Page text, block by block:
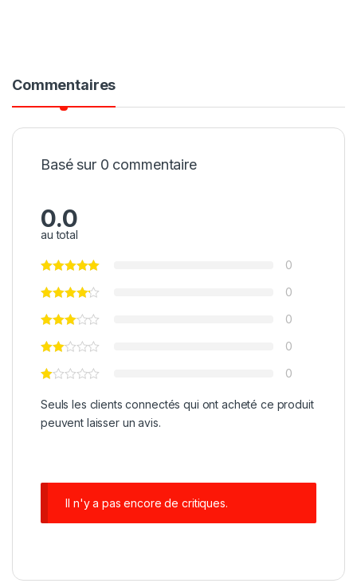
Commentaires
Basé sur 0 commentaire
0.0
au total
0
0
0
0
0
Seuls les clients connectés qui ont acheté ce produit
peuvent laisser un avis.
Il n'y a pas encore de critiques.